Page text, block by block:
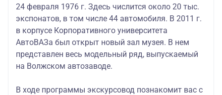
24 февраля 1976 г. Здесь числится около 20 тыс.
экспонатов, в том числе 44 автомобиля. В 2011 г.
в корпусе Корпоративного университета
АвтоВАЗа был открыт новый зал музея. В нем
представлен весь модельный ряд, выпускаемый
на Волжском автозаводе.
В ходе программы экскурсовод познакомит вас с